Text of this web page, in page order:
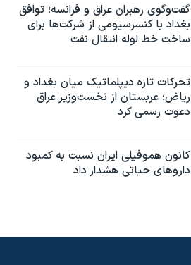
گفت‌وگوی رهبران عراق و فرانسه؛ توافق
بغداد با کنسرسیومی از شرکت‌ها برای
ساخت خط لوله انتقال نفت
تحرکات تازه دیپلماتیک میان بغداد و
ریاض؛ عربستان از نخست‌وزیر عراق
دعوت رسمی کرد
کانون هموفیلی ایران نسبت به کمبود
داروهای حیاتی هشدار داد